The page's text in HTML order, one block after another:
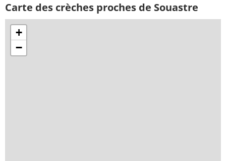
Carte des crèches proches de Souastre
+
−